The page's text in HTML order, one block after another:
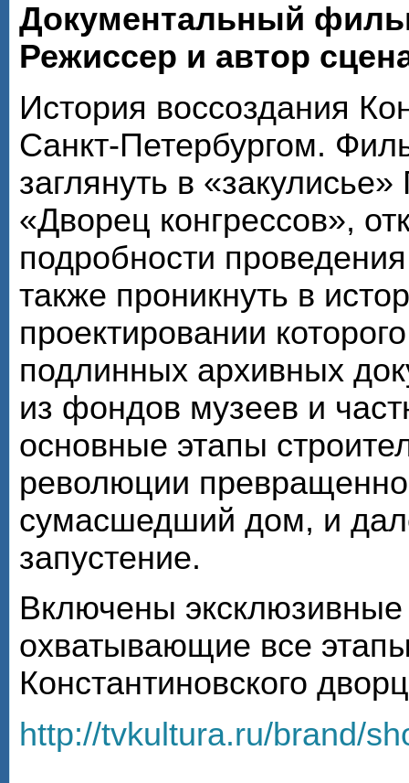
Документальный
Режиссер и автор
История воссоздания
Санкт-Петербургом.
заглянуть в
«Дворец конгрессов»,
подробности
также проникнуть в
проектировании
подлинных архивных
из фондов музеев и
основные этапы
революции
сумасшедший дом, и
запустение.
Включены
охватывающие все
Константиновского
http://tvkultura.ru/brand/